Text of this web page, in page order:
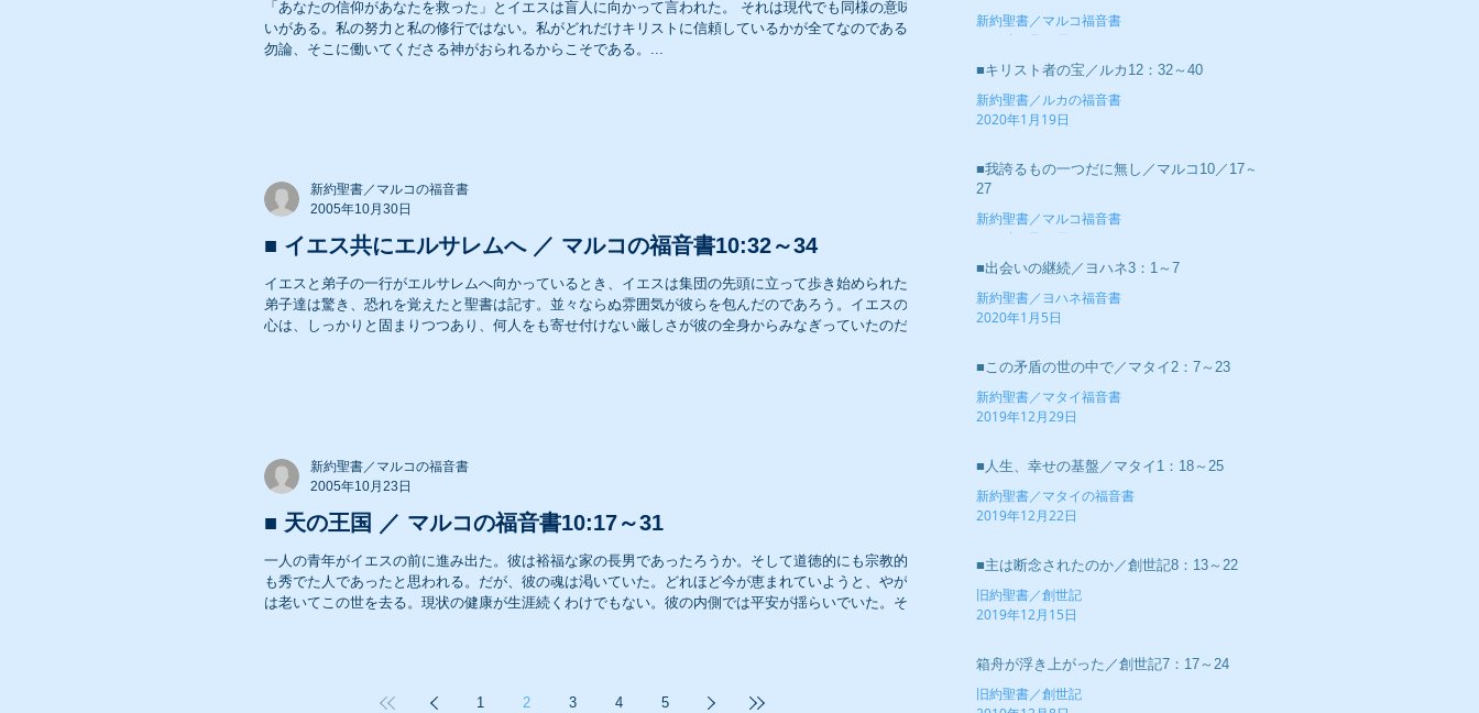
「あなたの信仰があなたを救った」とイエスは盲人に向かって言われた。 それは現代でも同様の意味合
いがある。私の努力と私の修行ではない。私がどれだけキリストに信頼しているかが全てなのである。
勿論、そこに働いてくださる神がおられるからこそである。...
■ イエス共にエルサレムへ ／ マルコの福音書10:32～34
イエスと弟子の一行がエルサレムへ向かっているとき、イエスは集団の先頭に立って歩き始められた。
弟子達は驚き、恐れを覚えたと聖書は記す。並々ならぬ雰囲気が彼らを包んだのであろう。イエスの決
心は、しっかりと固まりつつあり、何人をも寄せ付けない厳しさが彼の全身からみなぎっていたのだ...
新約聖書／マルコの福音書
2005年10月30日
■ 天の王国 ／ マルコの福音書10:17～31
一人の青年がイエスの前に進み出た。彼は裕福な家の長男であったろうか。そして道徳的にも宗教的に
も秀でた人であったと思われる。だが、彼の魂は渇いていた。どれほど今が恵まれていようと、やがて
は老いてこの世を去る。現状の健康が生涯続くわけでもない。彼の内側では平安が揺らいでいた。そ...
新約聖書／マルコの福音書
2005年10月23日
1 2 3 4 5
新約聖書／マルコ福音書
2020年1月26日
■キリスト者の宝／ルカ12：32～40
新約聖書／ルカの福音書
2020年1月19日
■我誇るもの一つだに無し／マルコ10／17～
27
新約聖書／マルコ福音書
2020年1月12日
■出会いの継続／ヨハネ3：1～7
新約聖書／ヨハネ福音書
2020年1月5日
■この矛盾の世の中で／マタイ2：7～23
新約聖書／マタイ福音書
2019年12月29日
■人生、幸せの基盤／マタイ1：18～25
新約聖書／マタイの福音書
2019年12月22日
■主は断念されたのか／創世記8：13～22
旧約聖書／創世記
2019年12月15日
箱舟が浮き上がった／創世記7：17～24
旧約聖書／創世記